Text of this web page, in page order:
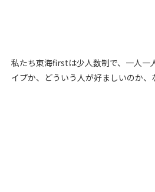
私たち東海firstは少人数制で、一人一
イプか、どういう人が好ましいのか